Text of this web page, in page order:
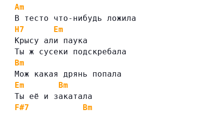
Am
В тесто что-нибудь ложила
H7
Em
Крысу али паука
Ты ж сусеки подскребала
Bm
Мож какая дрянь попала
Em
Bm
Ты её и закатала
F#7
Bm